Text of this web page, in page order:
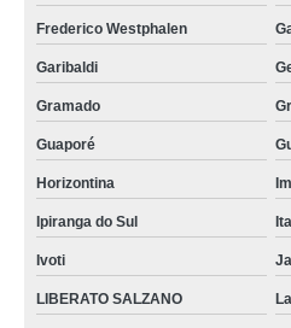
Frederico Westphalen
Garibaldi
Gramado
Guaporé
Horizontina
Ipiranga do Sul
Ivoti
LIBERATO SALZANO